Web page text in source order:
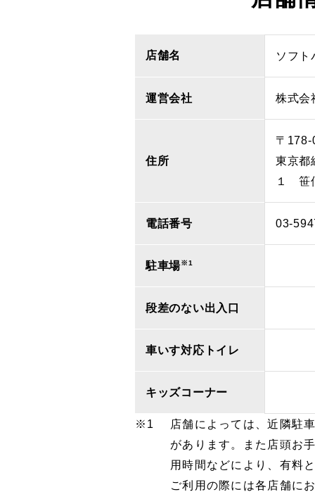
店舗名 ソフト
運営会社 株式会
住所
〒178-
東京都
１ 笹
電話番号 03-
駐車場※1
段差のない出入口
車いす対応トイレ
キッズコーナー
店舗によっては、近隣駐
があります。また店頭お
用時間などにより、有料
ご利用の際には各店舗に